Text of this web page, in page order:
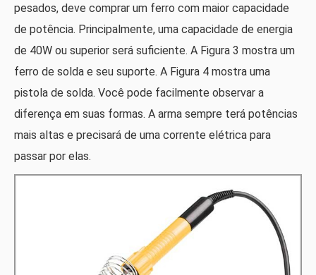
pesados, deve comprar um ferro com maior capacidade
de potência. Principalmente, uma capacidade de energia
de 40W ou superior será suficiente. A Figura 3 mostra um
ferro de solda e seu suporte. A Figura 4 mostra uma
pistola de solda. Você pode facilmente observar a
diferença em suas formas. A arma sempre terá potências
mais altas e precisará de uma corrente elétrica para
passar por elas.